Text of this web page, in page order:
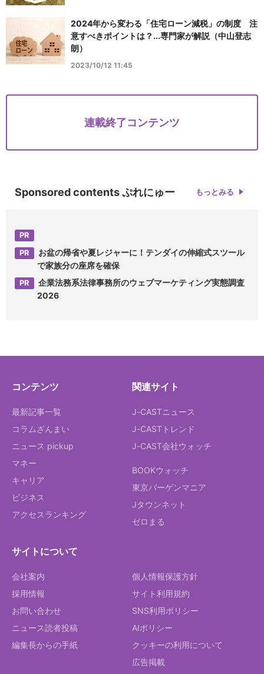
2024年から変わる「住宅ローン減税」の制度 注
意すべきポイントは？...専門家が解説（中山登志
朗）
2023/10/12 11:45
連載終了コンテンツ
Sponsored contents ぷれにゅー もっとみる
お盆の帰省や夏レジャーに！テンダイの伸縮式スツール
で家族分の座席を確保
企業法務系法律事務所のウェブマーケティング実態調査
2026
コンテンツ
最新記事一覧
コラムざんまい
ニュース pickup
マネー
キャリア
ビジネス
アクセスランキング
関連サイト
J-CASTニュース
J-CASTトレンド
J-CAST会社ウォッチ
BOOKウォッチ
東京バーゲンマニア
Jタウンネット
ゼロまる
サイトについて
会社案内
採用情報
お問い合わせ
ニュース読者投稿
編集長からの手紙
個人情報保護方針
サイト利用規約
SNS利用ポリシー
AIポリシー
クッキーの利用について
広告掲載